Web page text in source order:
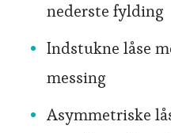
nederste fylding
Indstukne låse
messing
Asymmetriske